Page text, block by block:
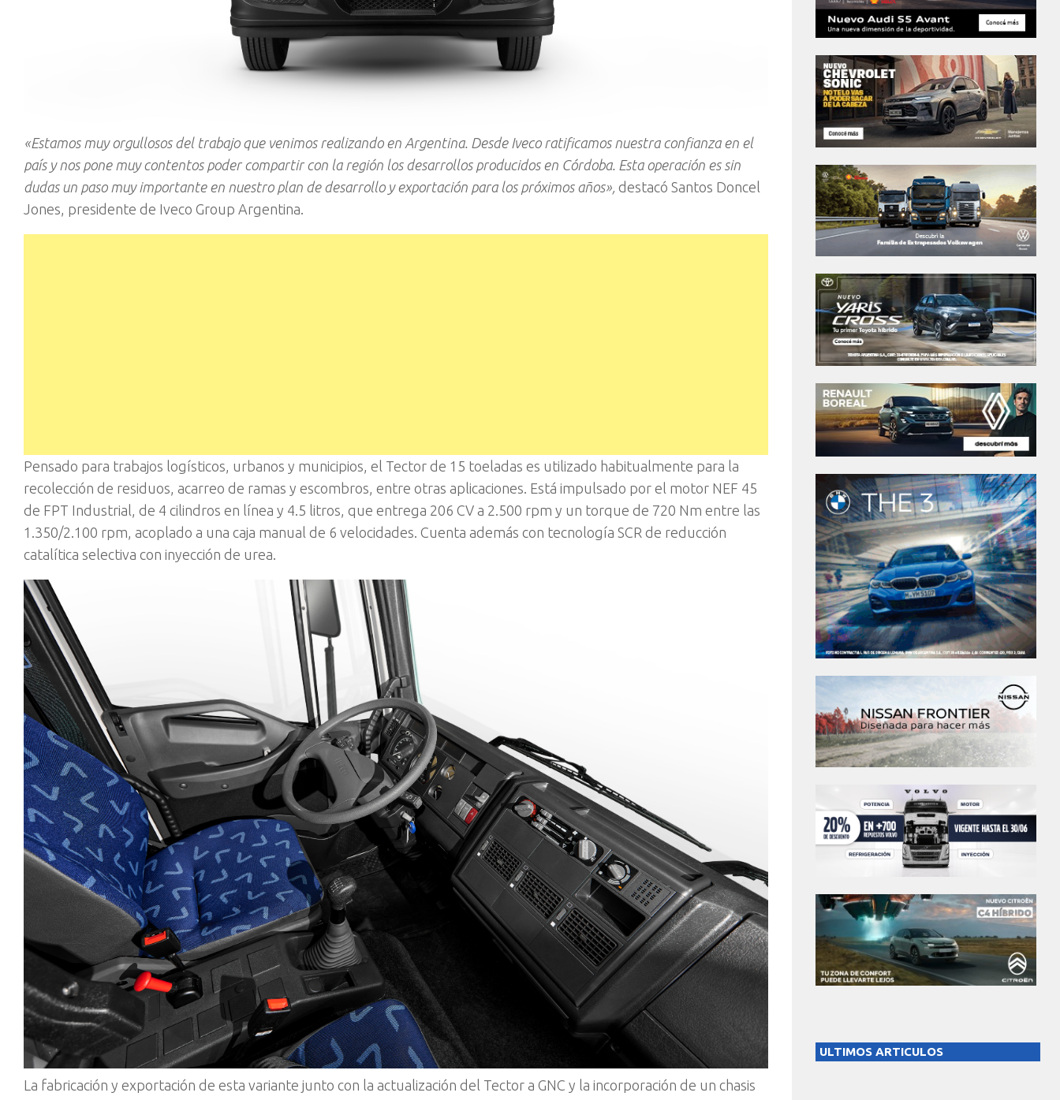
«Estamos muy orgullosos del trabajo que venimos realizando en Argentina. Desde Iveco ratificamos nuestra confianza en el
país y nos pone muy contentos poder compartir con la región los desarrollos producidos en Córdoba. Esta operación es sin
dudas un paso muy importante en nuestro plan de desarrollo y exportación para los próximos años», destacó Santos Doncel
Jones, presidente de Iveco Group Argentina.
Pensado para trabajos logísticos, urbanos y municipios, el Tector de 15 toeladas es utilizado habitualmente para la
recolección de residuos, acarreo de ramas y escombros, entre otras aplicaciones. Está impulsado por el motor NEF 45
de FPT Industrial, de 4 cilindros en línea y 4.5 litros, que entrega 206 CV a 2.500 rpm y un torque de 720 Nm entre las
1.350/2.100 rpm, acoplado a una caja manual de 6 velocidades. Cuenta además con tecnología SCR de reducción
catalítica selectiva con inyección de urea.
La fabricación y exportación de esta variante junto con la actualización del Tector a GNC y la incorporación de un chasis
ULTIMOS ARTICULOS